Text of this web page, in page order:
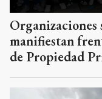
Organizaciones
manifiestan
de Propiedad